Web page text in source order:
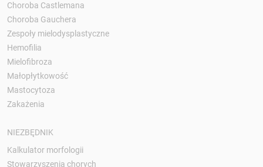
Choroba Castlemana
Choroba Gauchera
Zespoły mielodysplastyczne
Hemofilia
Mielofibroza
Małopłytkowość
Mastocytoza
Zakażenia
NIEZBĘDNIK
Kalkulator morfologii
Stowarzyszenia chorych